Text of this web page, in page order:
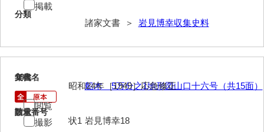
清川家文書
分類
諸家文書 ＞ 岩見博幸収集史料
掲載
18
文書名
船木 5万分之1地形図山口十六号（共15面）
請求番号
岩見博幸18
年代
昭和24年［1949］応急修正
数量
状1
閲覧
撮影